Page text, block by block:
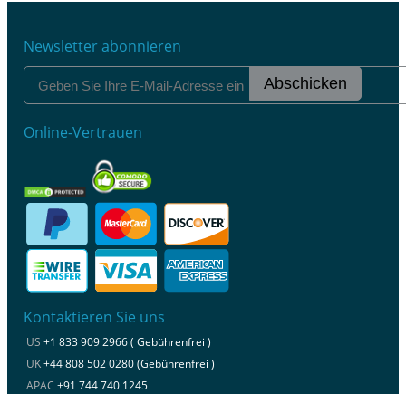
Newsletter abonnieren
Abschicken
Online-Vertrauen
Kontaktieren Sie uns
US +1 833 909 2966 ( Gebührenfrei )
UK+44 808 502 0280 (Gebührenfrei )
APAC +91 744 740 1245